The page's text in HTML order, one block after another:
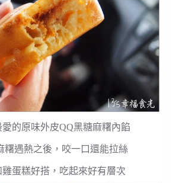
的原味外皮QQ黑糖麻糬內餡
糬遇熱之後，咬一口還能拉絲
蛋糕好搭，吃起來好有層次